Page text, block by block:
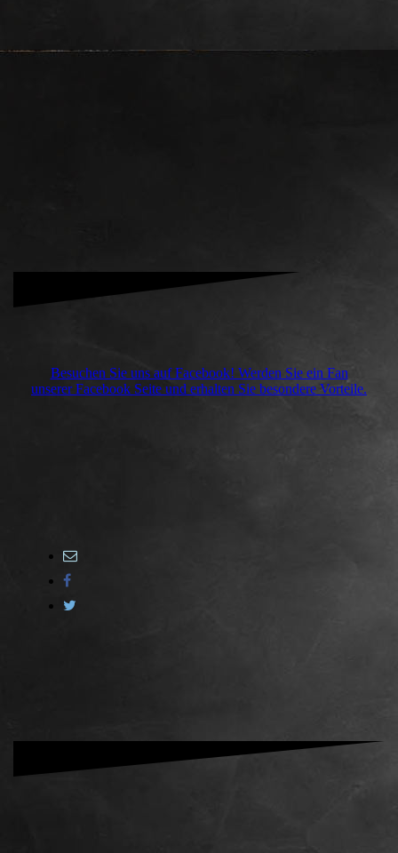
Besuchen Sie uns auf Facebook! Werden Sie ein Fan
unserer Facebook Seite und erhalten Sie besondere Vorteile.